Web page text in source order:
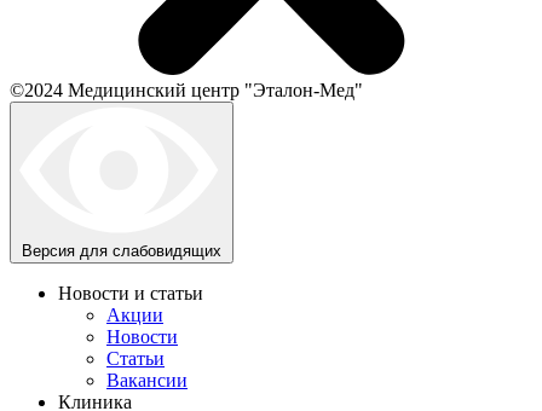
©2024 Медицинский центр "Эталон-Мед"
Версия для слабовидящих
Новости и статьи
Акции
Новости
Статьи
Вакансии
Клиника